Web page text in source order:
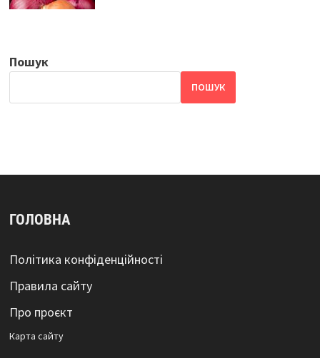
Пошук
ПОШУК
ГОЛОВНА
Політика конфіденційності
Правила сайту
Про проєкт
Карта сайтy